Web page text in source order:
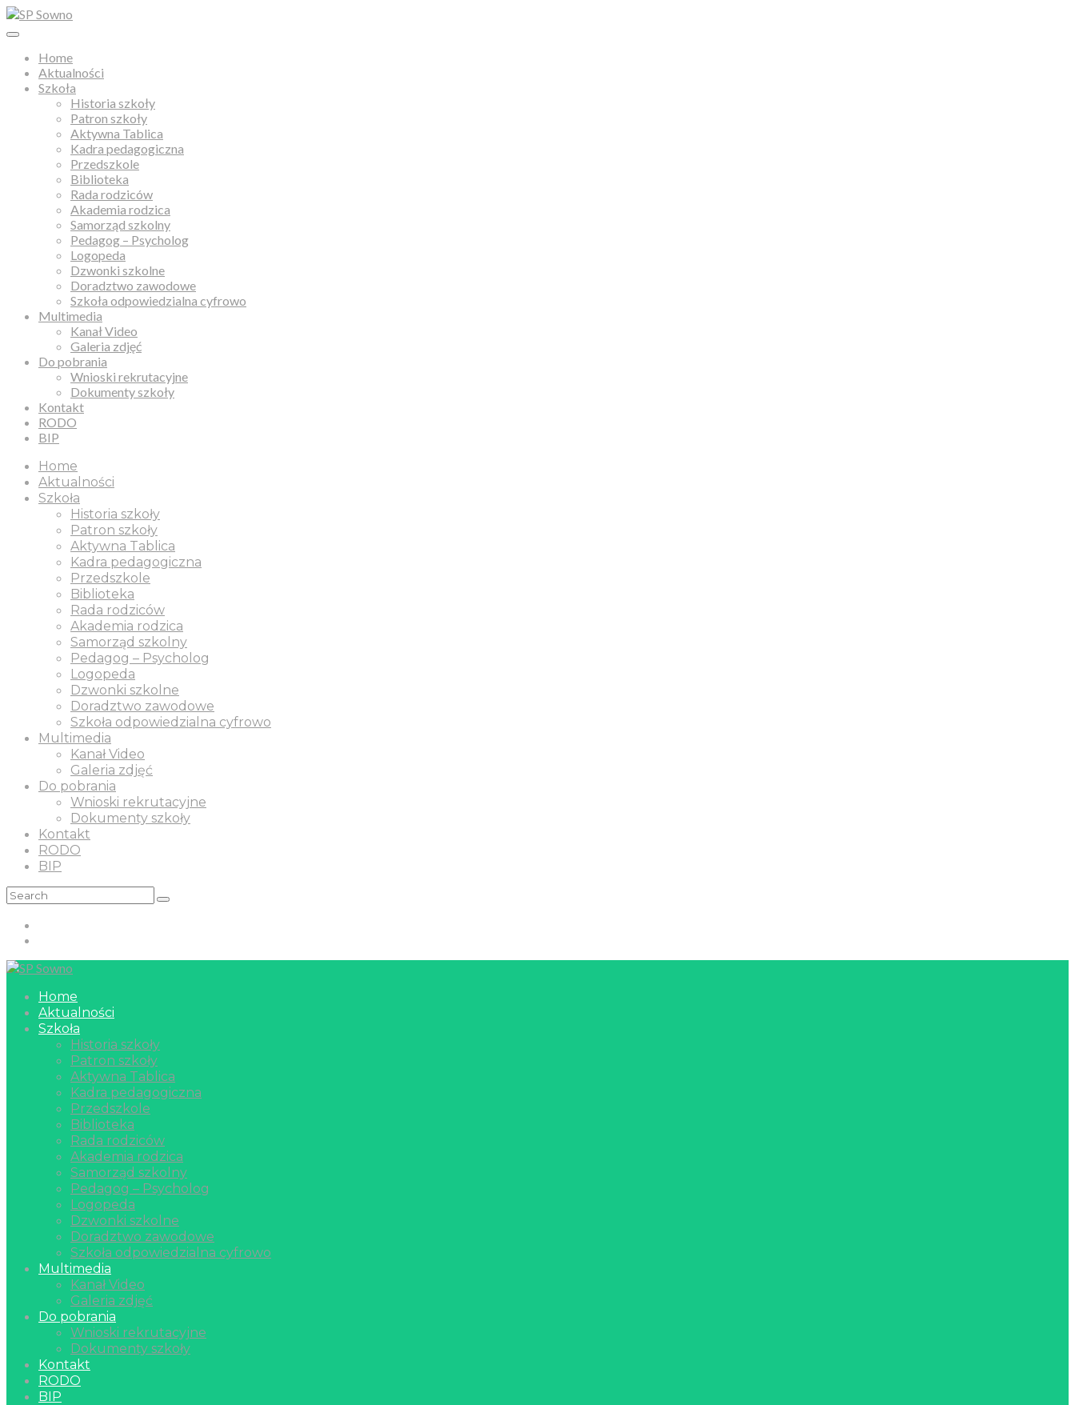
Home
Aktualności
Szkoła
Historia szkoły
Patron szkoły
Aktywna Tablica
Kadra pedagogiczna
Przedszkole
Biblioteka
Rada rodziców
Akademia rodzica
Samorząd szkolny
Pedagog – Psycholog
Logopeda
Dzwonki szkolne
Doradztwo zawodowe
Szkoła odpowiedzialna cyfrowo
Multimedia
Kanał Video
Galeria zdjęć
Do pobrania
Wnioski rekrutacyjne
Dokumenty szkoły
Kontakt
RODO
BIP
Home
Aktualności
Szkoła
Historia szkoły
Patron szkoły
Aktywna Tablica
Kadra pedagogiczna
Przedszkole
Biblioteka
Rada rodziców
Akademia rodzica
Samorząd szkolny
Pedagog – Psycholog
Logopeda
Dzwonki szkolne
Doradztwo zawodowe
Szkoła odpowiedzialna cyfrowo
Multimedia
Kanał Video
Galeria zdjęć
Do pobrania
Wnioski rekrutacyjne
Dokumenty szkoły
Kontakt
RODO
BIP
Home
Aktualności
Szkoła
Historia szkoły
Patron szkoły
Aktywna Tablica
Kadra pedagogiczna
Przedszkole
Biblioteka
Rada rodziców
Akademia rodzica
Samorząd szkolny
Pedagog – Psycholog
Logopeda
Dzwonki szkolne
Doradztwo zawodowe
Szkoła odpowiedzialna cyfrowo
Multimedia
Kanał Video
Galeria zdjęć
Do pobrania
Wnioski rekrutacyjne
Dokumenty szkoły
Kontakt
RODO
BIP